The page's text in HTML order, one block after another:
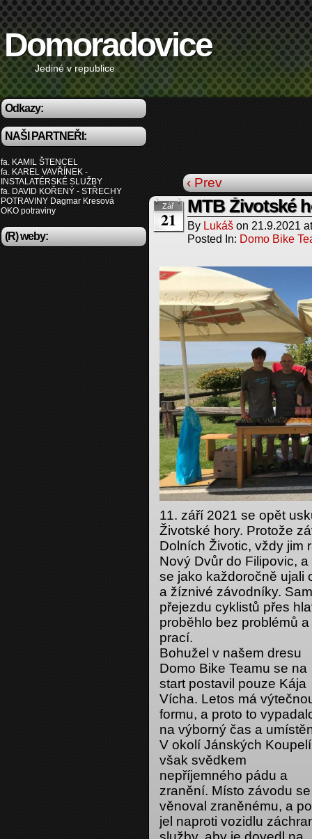
Domoradovice
Jediné v republice
Odkazy:
NAŠI PARTNEŘI:
fa. KAMIL ŠTENCEL
fa. KAREL VAVŘÍNEK -
INSTALATÉRSKÉ SLUŽBY
fa. DAVID KOŘENÝ - STŘECHY
POTRAVINY Dagmar Kresová
OKO potraviny
(R) weby:
‹ Prev
Zář
21
MTB Životské
By Lukáš on 21.9.2021
Posted In: Domo Bike
11. září 2021 se opět
Životské hory. Protože
Dolních Životic, vždy jim
Nový Dvůr do Filipovic,
se jako každoročně ujali
a žíznivé závodníky.
přejezdu cyklistů přes
proběhlo bez problémů
prací.
Bohužel v našem dresu
Domo Bike Teamu se na
start postavil pouze Kája
Vícha. Letos má
formu, a proto to
na výborný čas a
V okolí Jánských
však svědkem
nepříjemného pádu a
zranění. Místo závodu
věnoval zraněnému, a
jel naproti vozidlu